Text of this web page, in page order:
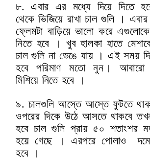
৮. এবার এর মধ্যে দিয়ে দিতে
থেকে ভিজিয়ে রাখা চাল গুলি । এবার
ফ্লেমটা বাড়িয়ে ভালো করে এগুলোকে
নিতে হবে । খুব হালকা হাতে
চাল গুলি না ভেঙে যায় । এই সময়
হবে পরিমাণ মতো নুন। আবারো
মিশিয়ে নিতে হবে ।
৯. চালগুলি আস্তে আস্তে ফুটতে
ওপরের দিকে উঠে আসতে থাকবে
হবে চাল গুলি প্রায় ৫০ শতাংশর
হয়ে গেছে । এরপরে পোলাও দমে
হবে ।